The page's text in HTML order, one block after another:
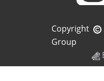
Copyright
Group